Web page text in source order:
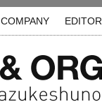
COMPANY EDITOR